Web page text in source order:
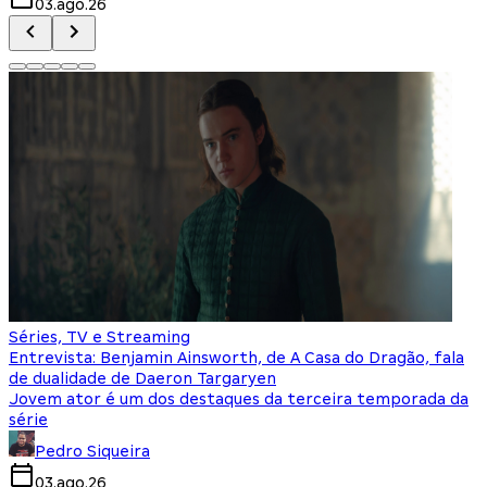
03.ago.26
Séries, TV e Streaming
Entrevista: Benjamin Ainsworth, de A Casa do Dragão, fala
de dualidade de Daeron Targaryen
Jovem ator é um dos destaques da terceira temporada da
série
Pedro Siqueira
03.ago.26